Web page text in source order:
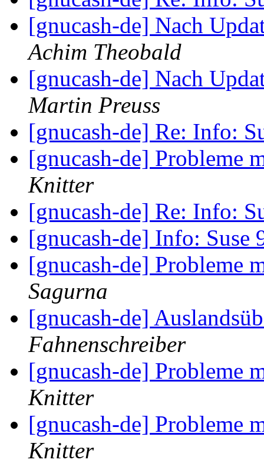
[gnucash-de] Nach
Achim Theobald
[gnucash-de] Nach
Martin Preuss
[gnucash-de] Re: Info:
[gnucash-de]
Knitter
[gnucash-de] Re: Info:
[gnucash-de] Info: Suse
[gnucash-de]
Sagurna
[gnucash-de]
Fahnenschreiber
[gnucash-de]
Knitter
[gnucash-de]
Knitter